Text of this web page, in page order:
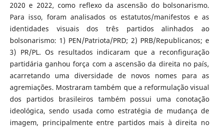
2020 e 2022, como reflexo da ascensão do bolsonarismo.
Para isso, foram analisados os estatutos/manifestos e as
identidades visuais dos três partidos alinhados ao
bolsonarismo: 1) PEN/Patriota/PRD; 2) PRB/Republicanos; e
3) PR/PL. Os resultados indicaram que a reconfiguração
partidária ganhou força com a ascensão da direita no país,
acarretando uma diversidade de novos nomes para as
agremiações. Mostraram também que a reformulação visual
dos partidos brasileiros também possui uma conotação
ideológica, sendo usada como estratégia de mudança de
imagem, principalmente entre partidos mais à direita no